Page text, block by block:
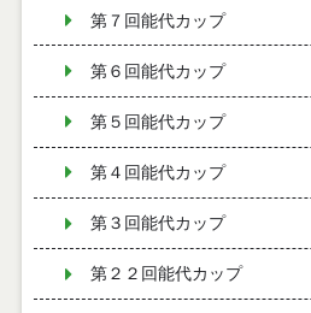
第７回能代カップ
第６回能代カップ
第５回能代カップ
第４回能代カップ
第３回能代カップ
第２２回能代カップ